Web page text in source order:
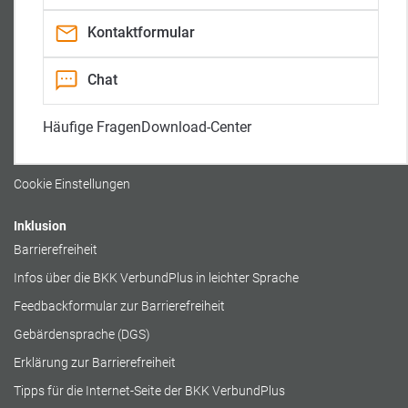
Kontaktformular
Chat
Häufige FragenDownload-Center
K
a
u
f
r
t
n
a
(nur bei medizinischen Fragen)
0800 / 140 554 105 090
Rechtliches
Datenschutz
Cookie Einstellungen
Inklusion
Barrierefreiheit
Infos über die BKK VerbundPlus in leichter Sprache
Feedbackformular zur Barrierefreiheit
Gebärdensprache (DGS)
Erklärung zur Barrierefreiheit
Tipps für die Internet-Seite der BKK VerbundPlus